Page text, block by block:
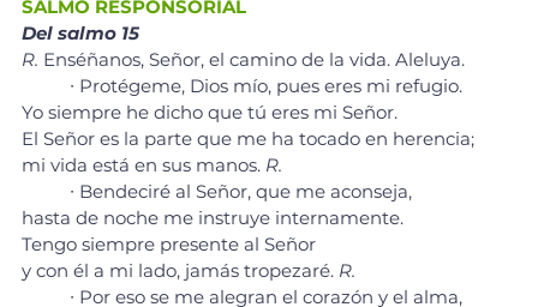
SALMO RESPONSORIAL
Del salmo 15
R. Enséñanos, Señor, el camino de la vida. Aleluya.
	∙ Protégeme, Dios mío, pues eres mi refugio.
Yo siempre he dicho que tú eres mi Señor.
El Señor es la parte que me ha tocado en herencia;
mi vida está en sus manos. R.
	∙ Bendeciré al Señor, que me aconseja,
hasta de noche me instruye internamente.
Tengo siempre presente al Señor
y con él a mi lado, jamás tropezaré. R.
	∙ Por eso se me alegran el corazón y el alma,